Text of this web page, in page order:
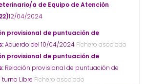
a de Equipo de Atención
12/04/2024
provisional de puntuación de
Acuerdo del 10/04/2024 Fichero asociado
provisional de puntuación de
Relación provisional de puntuación de
Libre Fichero asociado